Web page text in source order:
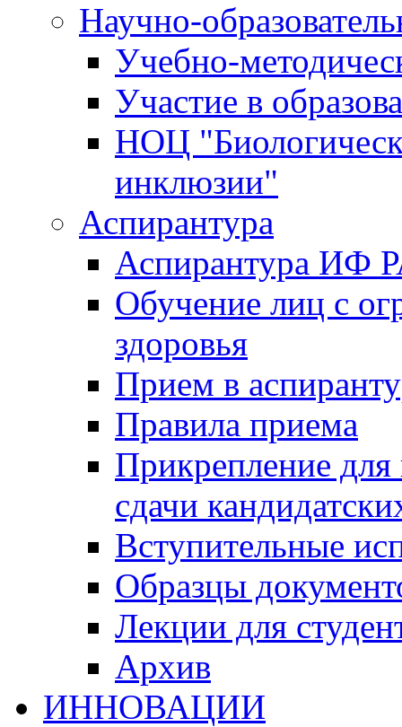
Научно-
Учебно-
Участие в
НОЦ
инклюзии"
Аспирантура
Аспирантура ИФ
Обучение лиц с
здоровья
Прием в
Правила приема
Прикрепление для
сдачи
Вступительные
Образцы
Лекции для
Архив
ИННОВАЦИИ